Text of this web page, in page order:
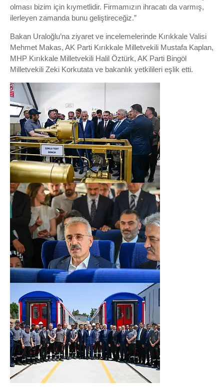
olması bizim için kıymetlidir. Firmamızın ihracatı da varmış,
ilerleyen zamanda bunu geliştireceğiz.”
Bakan Uraloğlu’na ziyaret ve incelemelerinde Kırıkkale Valisi
Mehmet Makas, AK Parti Kırıkkale Milletvekili Mustafa Kaplan,
MHP Kırıkkale Milletvekili Halil Öztürk, AK Parti Bingöl
Milletvekili Zeki Korkutata ve bakanlık yetkilileri eşlik etti.